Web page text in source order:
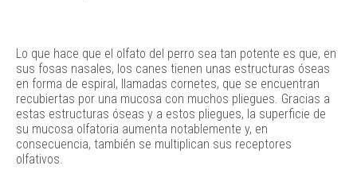
Lo que hace que el olfato del perro sea tan potente es que, en
sus fosas nasales, los canes tienen unas estructuras óseas
en forma de espiral, llamadas cornetes, que se encuentran
recubiertas por una mucosa con muchos pliegues. Gracias a
estas estructuras óseas y a estos pliegues, la superficie de
su mucosa olfatoria aumenta notablemente y, en
consecuencia, también se multiplican sus receptores
olfativos.